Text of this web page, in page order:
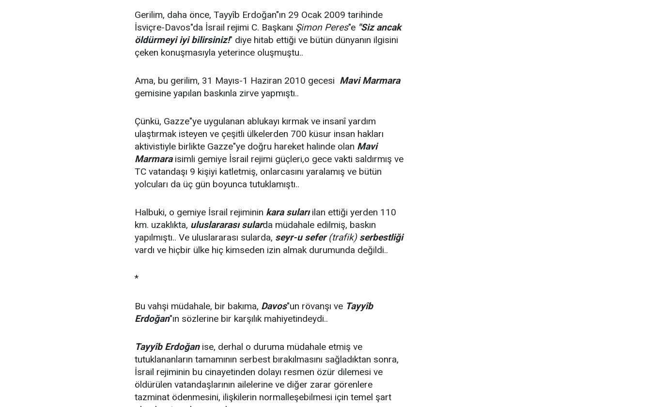
Gerilim, daha önce, Tayyîb Erdoğan"ın 29 Ocak 2009 tarihinde
İsviçre-Davos"da İsrail rejimi C. Başkanı Şimon Peres"e "Siz ancak
öldürmeyi iyi bilirsiniz!" diye hitab ettiği ve bütün dünyanın ilgisini
çeken konuşmasıyla yeterince oluşmuştu..
Ama, bu gerilim, 31 Mayıs-1 Haziran 2010 gecesi Mavi Marmara
gemisine yapılan baskınla zirve yapmıştı..
Çünkü, Gazze"ye uygulanan ablukayı kırmak ve insanî yardım
ulaştırmak isteyen ve çeşitli ülkelerden 700 küsur insan hakları
aktivistiyle birlikte Gazze"ye doğru hareket halinde olan Mavi
Marmaraisimli gemiye İsrail rejimi güçleri,o gece vakti saldırmış ve
TC vatandaşı 9 kişiyi katletmiş, onlarcasını yaralamış ve bütün
yolcuları da üç gün boyunca tutuklamıştı..
Halbuki, o gemiye İsrail rejiminin kara sularıilan ettiği yerden 110
km. uzaklıkta, uluslararası sularda müdahale edilmiş, baskın
yapılmıştı.. Ve uluslararası sularda, seyr-u sefer(trafik) serbestliği
vardı ve hiçbir ülke hiç kimseden izin almak durumunda değildi..
*
Bu vahşi müdahale, bir bakıma, Davos"un rövanşı ve Tayyîb
Erdoğan"ın sözlerine bir karşılık mahiyetindeydi..
Tayyîb Erdoğanise, derhal o duruma müdahale etmiş ve
tutuklananların tamamının serbest bırakılmasını sağladıktan sonra,
İsrail rejiminin bu cinayetinden dolayı resmen özür dilemesi ve
öldürülen vatandaşlarının ailelerine ve diğer zarar görenlere
tazminat ödenmesini, ilişkilerin normalleşebilmesi için temel şart